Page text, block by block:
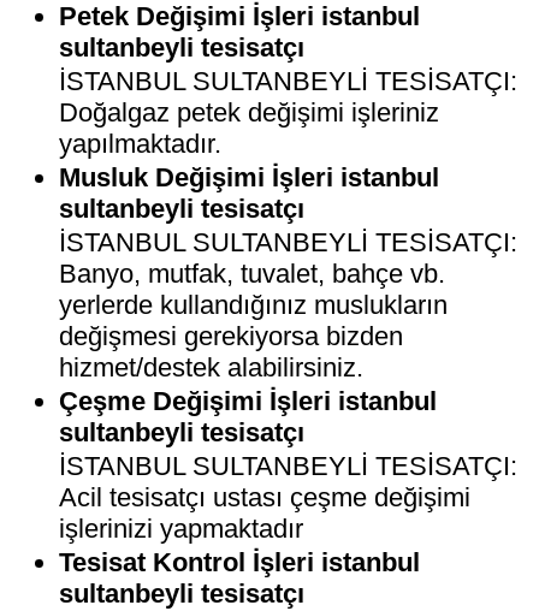
Petek Değişimi İşleri istanbul
sultanbeyli tesisatçı
İSTANBUL SULTANBEYLİ TESİSATÇI:
Doğalgaz petek değişimi işleriniz
yapılmaktadır.
Musluk Değişimi İşleri istanbul
sultanbeyli tesisatçı
İSTANBUL SULTANBEYLİ TESİSATÇI:
Banyo, mutfak, tuvalet, bahçe vb.
yerlerde kullandığınız muslukların
değişmesi gerekiyorsa bizden
hizmet/destek alabilirsiniz.
Çeşme Değişimi İşleri istanbul
sultanbeyli tesisatçı
İSTANBUL SULTANBEYLİ TESİSATÇI:
Acil tesisatçı ustası çeşme değişimi
işlerinizi yapmaktadır
Tesisat Kontrol İşleri istanbul
sultanbeyli tesisatçı